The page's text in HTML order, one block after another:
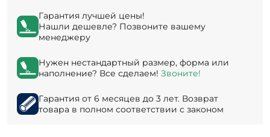
Гарантия лучшей цены!
Нашли дешевле? Позвоните вашему
менеджеру
Нужен нестандартный размер, форма или
наполнение? Все сделаем! Звоните!
Гарантия от 6 месяцев до 3 лет. Возврат
товара в полном соответствии с законом